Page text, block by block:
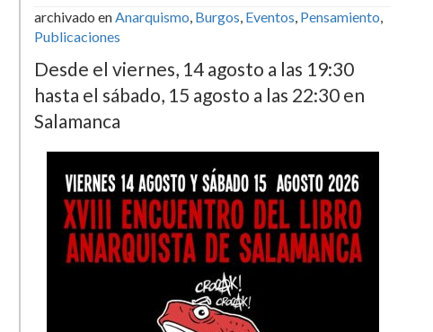
archivado enAnarquismo, Burgos, Eventos, Pensamiento,
Publicaciones
Desde el viernes, 14 agosto a las 19:30
hasta el sábado, 15 agosto a las 22:30 en
Salamanca